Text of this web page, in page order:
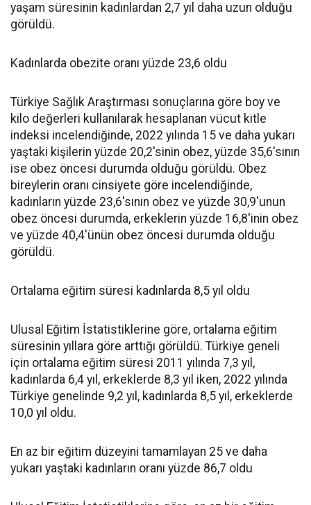
yaşam süresinin kadınlardan 2,7 yıl daha uzun olduğu
görüldü.
Kadınlarda obezite oranı yüzde 23,6 oldu
Türkiye Sağlık Araştırması sonuçlarına göre boy ve
kilo değerleri kullanılarak hesaplanan vücut kitle
indeksi incelendiğinde, 2022 yılında 15 ve daha yukarı
yaştaki kişilerin yüzde 20,2'sinin obez, yüzde 35,6'sının
ise obez öncesi durumda olduğu görüldü. Obez
bireylerin oranı cinsiyete göre incelendiğinde,
kadınların yüzde 23,6'sının obez ve yüzde 30,9'unun
obez öncesi durumda, erkeklerin yüzde 16,8'inin obez
ve yüzde 40,4'ünün obez öncesi durumda olduğu
görüldü.
Ortalama eğitim süresi kadınlarda 8,5 yıl oldu
Ulusal Eğitim İstatistiklerine göre, ortalama eğitim
süresinin yıllara göre arttığı görüldü. Türkiye geneli
için ortalama eğitim süresi 2011 yılında 7,3 yıl,
kadınlarda 6,4 yıl, erkeklerde 8,3 yıl iken, 2022 yılında
Türkiye genelinde 9,2 yıl, kadınlarda 8,5 yıl, erkeklerde
10,0 yıl oldu.
En az bir eğitim düzeyini tamamlayan 25 ve daha
yukarı yaştaki kadınların oranı yüzde 86,7 oldu